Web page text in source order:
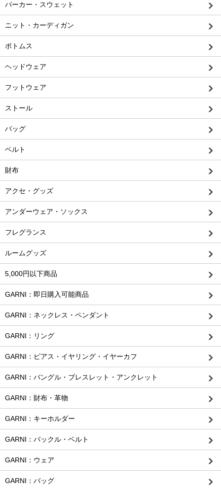
パーカー・スウェット
ニット・カーディガン
ボトムス
ヘッドウェア
フットウェア
ストール
バッグ
ベルト
財布
アクセ・グッズ
アンダーウェア・ソックス
フレグランス
ルームグッズ
5,000円以下商品
GARNI：即日購入可能商品
GARNI：ネックレス・ペンダント
GARNI：リング
GARNI：ピアス・イヤリング・イヤーカフ
GARNI：バングル・ブレスレット・アンクレット
GARNI：財布・革物
GARNI：キーホルダー
GARNI：バックル・ベルト
GARNI：ウェア
GARNI：バッグ